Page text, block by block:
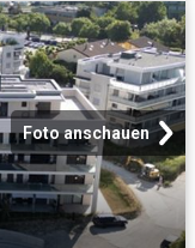
Foto anschauen